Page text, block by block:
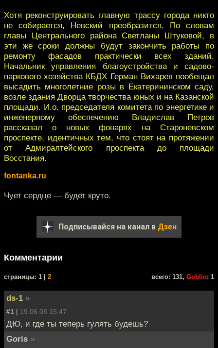
Хотя реконструировать главную трассу города никто
не собирается, Невский преобразится. По словам
главы Центрального района Светланы Штуковой, в
эти же сроки должны будут закончить работы по
ремонту фасадов практически всех зданий.
Начальник управления благоустройства и садово-
паркового хозяйства КБДХ Герман Вихарев пообещал
высадить многолетние розы в Екатерининском саду,
возле здания Дворца творчества юных и на Казанской
площади. И.о. председателя комитета по энергетике и
инженерному обеспечению Владислав Петров
рассказал о новых фонарях на Староневском
проспекте, идентичных тем, что стоят на протяжении
от Адмиралтейского проспекта до площади
Восстания.
fontanka.ru
Чует сердце — будет круто.
Подписывайся на канал в Дзен
Комментарии
cтраницы: 1 | 2 всего: 131, Goblin: 1
ds-1 »
#1 | 19.06.08 15:47
ДЮ, и где ты теперь гулять будешь?
Goris »